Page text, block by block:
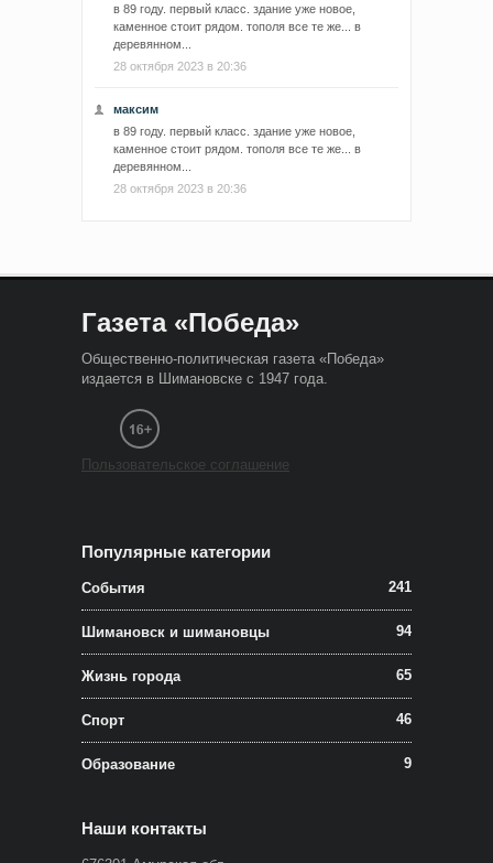
в 89 году. первый класс. здание уже новое,
каменное стоит рядом. тополя все те же... в
деревянном...
28 октября 2023 в 20:36
максим
в 89 году. первый класс. здание уже новое,
каменное стоит рядом. тополя все те же... в
деревянном...
28 октября 2023 в 20:36
Газета «Победа»
Общественно-политическая газета «Победа»
издается в Шимановске с 1947 года.
Пользовательское соглашение
Популярные категории
События 241
Шимановск и шимановцы 94
Жизнь города 65
Спорт 46
Образование 9
Наши контакты